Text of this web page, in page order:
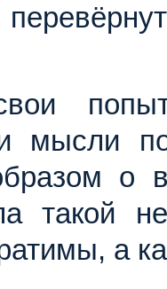
мысли
о
такой
а